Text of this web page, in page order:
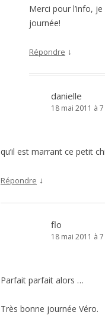
Merci pour l’info,
journée!
Répondre ↓
danielle
18 mai 2011 à
qu’il est marrant ce petit
Répondre ↓
flo
18 mai 2011 à
Parfait parfait alors …
Très bonne journée Véro.